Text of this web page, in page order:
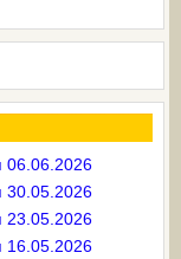
06.06.2026
30.05.2026
23.05.2026
16.05.2026